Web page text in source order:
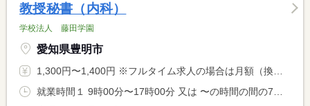
教授秘書（内科）
学校法人 藤田学園
愛知県豊明市
1,300円〜1,400円 ※フルタイム求人の場合は月額（換算額）、パート求人の場合は時間額を表示しています。